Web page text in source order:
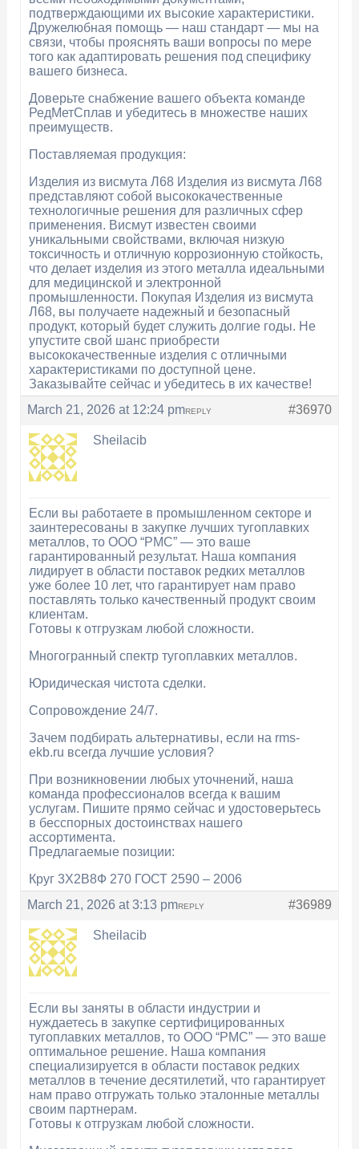
подтверждающими их высокие характеристики.
Дружелюбная помощь — наш стандарт — мы на
связи, чтобы прояснять ваши вопросы по мере
того как адаптировать решения под специфику
вашего бизнеса.
Доверьте снабжение вашего объекта команде
РедМетСплав и убедитесь в множестве наших
преимуществ.
Поставляемая продукция:
Изделия из висмута Л68 Изделия из висмута Л68
представляют собой высококачественные
технологичные решения для различных сфер
применения. Висмут известен своими
уникальными свойствами, включая низкую
токсичность и отличную коррозионную стойкость,
что делает изделия из этого металла идеальными
для медицинской и электронной
промышленности. Покупая Изделия из висмута
Л68, вы получаете надежный и безопасный
продукт, который будет служить долгие годы. Не
упустите свой шанс приобрести
высококачественные изделия с отличными
характеристиками по доступной цене.
Заказывайте сейчас и убедитесь в их качестве!
March 21, 2026 at 12:24 pm
#36970
REPLY
Sheilacib
Если вы работаете в промышленном секторе и
заинтересованы в закупке лучших тугоплавких
металлов, то ООО “РМС” — это ваше
гарантированный результат. Наша компания
лидирует в области поставок редких металлов
уже более 10 лет, что гарантирует нам право
поставлять только качественный продукт своим
клиентам.
Готовы к отгрузкам любой сложности.
Многогранный спектр тугоплавких металлов.
Юридическая чистота сделки.
Сопровождение 24/7.
Зачем подбирать альтернативы, если на rms-
ekb.ru всегда лучшие условия?
При возникновении любых уточнений, наша
команда профессионалов всегда к вашим
услугам. Пишите прямо сейчас и удостоверьтесь
в бесспорных достоинствах нашего
ассортимента.
Предлагаемые позиции:
Круг 3Х2В8Ф 270 ГОСТ 2590 – 2006
March 21, 2026 at 3:13 pm
#36989
REPLY
Sheilacib
Если вы заняты в области индустрии и
нуждаетесь в закупке сертифицированных
тугоплавких металлов, то ООО “РМС” — это ваше
оптимальное решение. Наша компания
специализируется в области поставок редких
металлов в течение десятилетий, что гарантирует
нам право отгружать только эталонные металлы
своим партнерам.
Готовы к отгрузкам любой сложности.